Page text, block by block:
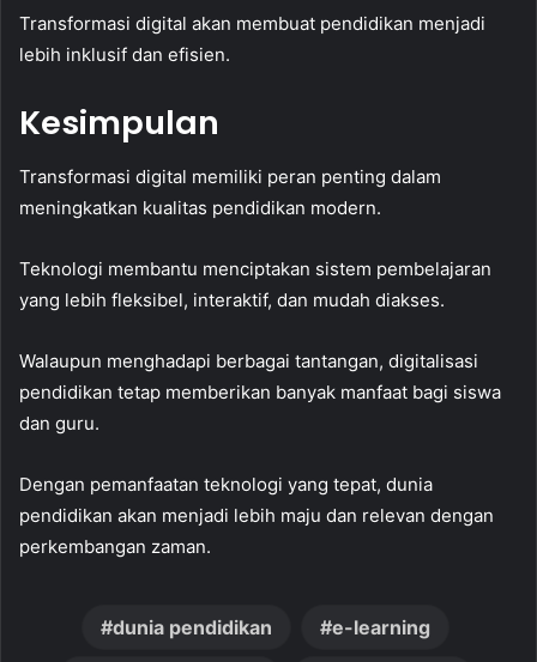
Transformasi digital akan membuat pendidikan menjadi
lebih inklusif dan efisien.
Kesimpulan
Transformasi digital memiliki peran penting dalam
meningkatkan kualitas pendidikan modern.
Teknologi membantu menciptakan sistem pembelajaran
yang lebih fleksibel, interaktif, dan mudah diakses.
Walaupun menghadapi berbagai tantangan, digitalisasi
pendidikan tetap memberikan banyak manfaat bagi siswa
dan guru.
Dengan pemanfaatan teknologi yang tepat, dunia
pendidikan akan menjadi lebih maju dan relevan dengan
perkembangan zaman.
dunia pendidikan e-learning